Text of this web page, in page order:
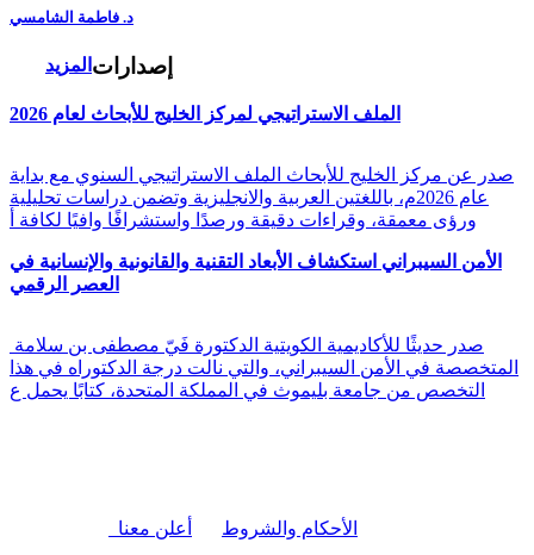
د. فاطمة الشامسي
المزيد إصدارات
الملف الاستراتيجي لمركز الخليج للأبحاث لعام 2026
صدر عن مركز الخليج للأبحاث الملف الاستراتيجي السنوي مع بداية
عام 2026م، باللغتين العربية والانجليزية وتضمن دراسات تحليلية
ورؤى معمقة، وقراءات دقيقة ورصدًا واستشرافًا وافيًا لكافة أ
الأمن السيبراني استكشاف الأبعاد التقنية والقانونية والإنسانية في
العصر الرقمي
المتخصصة في الأمن السيبراني، والتي نالت درجة الدكتوراه في هذا
التخصص من جامعة بليموث في المملكة المتحدة، كتابًا يحمل ع
أعلن معنا الأحكام والشروط